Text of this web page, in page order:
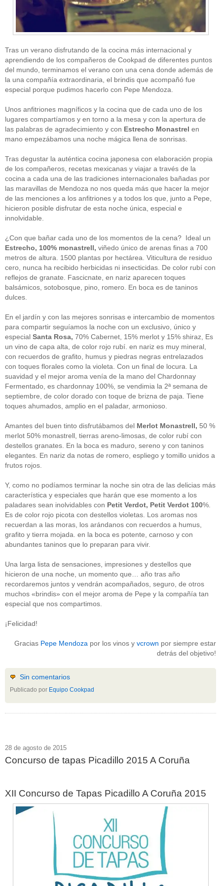
CATEGORÍAS
Alimentos(44)
America(8)
Carnes(3)
cataluña(1)
Cocina(38)
consejos(3)
El Celler de Can Roca(1)
Empresas(12)
ferran adria(10)
formación(1)
Gastronomía
Guipuzcoa
(2)
(1)
Joan Roca(2)
libros (2)
Madrid(4)
mejores-productos (3)
México(1)
Murcia
quesos(3)
Restaurantes
rutas de tapas
(2)
Setas(1)
Sin categoría(348)
solidaridad(1)
tapas (2)
" ALT="RSS" /> SUSCRÍBETE
RSS - Entradas
ADMINISTRAR
Acceder
Tras un verano disfrutando de la cocina más internacional y
aprendiendo de los compañeros de Cookpad de diferentes puntos
del mundo, terminamos el verano con una cena donde además de
la una compañía extraordinaria, el brindis que acompañó fue
especial porque pudimos hacerlo con Pepe Mendoza.
Unos anfitriones magníficos y la cocina que de cada uno de los
lugares compartíamos y en torno a la mesa y con la apertura de
las palabras de agradecimiento y con Estrecho Monastrel en
mano empezábamos una noche mágica llena de sonrisas.
Tras degustar la auténtica cocina japonesa con elaboración propia
de los compañeros, recetas mexicanas y viajar a través de la
cocina a cada una de las tradiciones internacionales bañadas por
las maravillas de Mendoza no nos queda más que hacer la mejor
de las menciones a los anfitriones y a todos los que, junto a Pepe,
hicieron posible disfrutar de esta noche única, especial e
innolvidable.
¿Con que bañar cada uno de los momentos de la cena? Ideal un
Estrecho, 100% monastrell, viñedo único de arenas finas a 700
metros de altura. 1500 plantas por hectárea. Viticultura de residuo
cero, nunca ha recibido herbicidas ni insecticidas. De color rubí con
reflejos de granate. Fascicnate, en nariz aparecen toques
balsámicos, sotobosque, pino, romero. En boca es de taninos
dulces.
En el jardín y con las mejores sonrisas e intercambio de momentos
para compartir seguíamos la noche con un exclusivo, único y
especial Santa Rosa, 70% Cabernet, 15% merlot y 15% shiraz, Es
un vino de capa alta, de color rojo rubí. en nariz es muy mineral,
con recuerdos de grafito, humus y piedras negras entrelazados
con toques florales como la violeta. Con un final de locura. La
suavidad y el mejor aroma venía de la mano del Chardonnay
Fermentado, es chardonnay 100%, se vendimia la 2ª semana de
septiembre, de color dorado con toque de brizna de paja. Tiene
toques ahumados, amplio en el paladar, armonioso.
Amantes del buen tinto disfrutábamos del Merlot Monastrell, 50 %
merlot 50% monastrell, tierras areno-limosas, de color rubí con
destellos granates. En la boca es maduro, sereno y con taninos
elegantes. En nariz da notas de romero, espliego y tomillo unidos a
frutos rojos.
Y, como no podíamos terminar la noche sin otra de las delicias más
característica y especiales que harán que ese momento a los
paladares sean inolvidables con Petit Verdot, Petit Verdot 100%.
Es de color rojo picota con destellos violetas. Los aromas nos
recuerdan a las moras, los arándanos con recuerdos a humus,
grafito y tierra mojada. en la boca es potente, carnoso y con
abundantes taninos que lo preparan para vivir.
Una larga lista de sensaciones, impresiones y destellos que
hicieron de una noche, un momento que… año tras año
recordaremos juntos y vendrán acompañados, seguro, de otros
muchos «brindis» con el mejor aroma de Pepe y la compañía tan
especial que nos compartimos.
¡Felicidad!
Gracias Pepe Mendoza por los vinos y vcrown por siempre estar
detrás del objetivo!
Sin comentarios
Publicado por Equipo Cookpad
28 de agosto de 2015
Concurso de tapas Picadillo 2015 A Coruña
XII Concurso de Tapas Picadillo A Coruña 2015